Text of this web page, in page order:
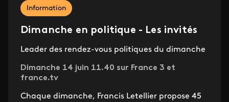
Information
Dimanche en politique - Les invités
Leader des rendez-vous politiques du dimanche
Dimanche 14 juin 11.40 sur France 3 et
france.tv
Chaque dimanche, Francis Letellier propose 45